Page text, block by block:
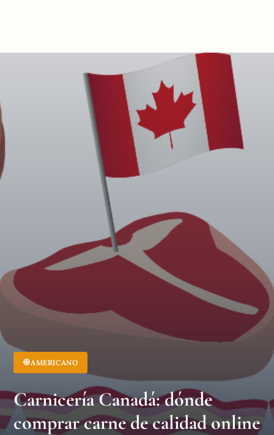
AMERICANO
Carnicería Canadá: dónde
comprar carne de calidad online